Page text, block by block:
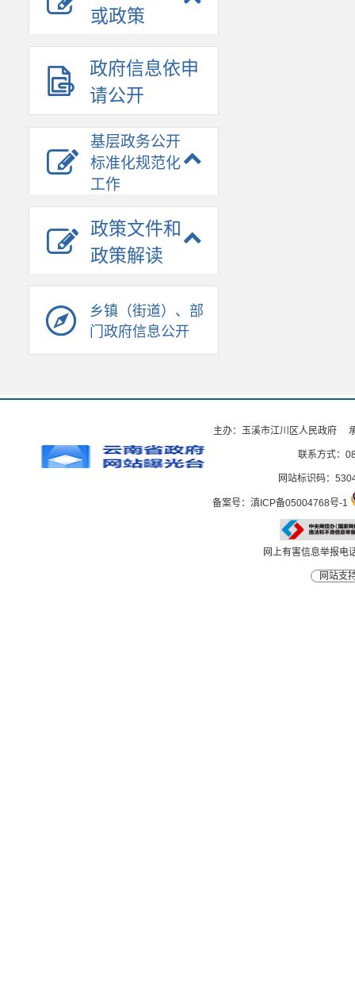
或政策
政府信息依申
请公开
基层政务公开
标准化规范化
工作
政策文件和
政策解读
乡镇（街道）、部
门政府信息公开
主办：玉溪市江川区人民政府
联系方式：
网站标识码：
备案号：滇ICP备05004768号-1
网上有害信息举报电
网站支